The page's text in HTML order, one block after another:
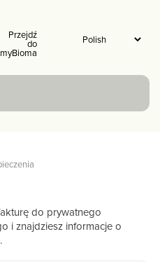
Przejdź
do
myBioma
do prywatnego
i znajdziesz informacje o